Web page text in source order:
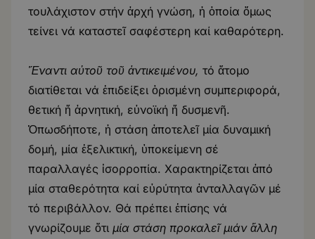
τουλάχιστον στήν ἀρχή γνώση, ἡ ὁποία ὅμως
τείνει νά καταστεῖ σαφέστερη καί καθαρότερη.
Ἔναντι αὐτοῦ τοῦ ἀντικειμένου, τό ἄτομο
διατίθεται νά ἐπιδείξει ὁρισμένη συμπεριφορά,
θετική ἤ ἀρνητική, εὐνοϊκή ἤ δυσμενῆ.
Ὁπωσδήποτε, ἡ στάση ἀποτελεῖ μία δυναμική
δομή, μία ἐξελικτική, ὑποκείμενη σέ
παραλλαγές ἰσορροπία. Χαρακτηρίζεται ἀπό
μία σταθερότητα καί εὐρύτητα ἀνταλλαγῶν μέ
τό περιβάλλον. Θά πρέπει ἐπίσης νά
γνωρίζουμε ὅτι μία στάση προκαλεῖ μιάν ἄλλη